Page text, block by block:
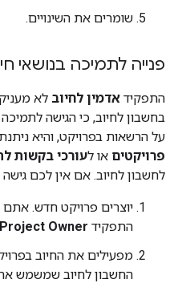
שומרים את השינויים.
פנייה לתמיכה בנושאי
התפקיד אדמין לחיוב לא
בחשבון לחיוב, כי הגישה
על הרשאות בפרויקט, והיא
פרויקטים או לעורכי בקשות
לחשבון לחיוב. אם אין לכם
יוצרים פרויקט חדש.
התפקיד Project Owner
מפעילים את החיוב
החשבון לחיוב שמשמש